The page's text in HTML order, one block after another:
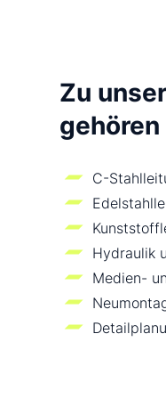
Zu
gehören
C-
Hydraulik
Medien-